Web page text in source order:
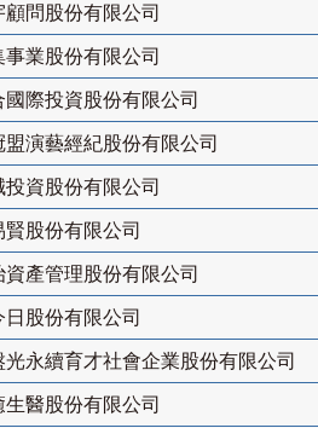
顧問股份有限公司
事業股份有限公司
國際投資股份有限公司
盟演藝經紀股份有限公司
投資股份有限公司
賢股份有限公司
資產管理股份有限公司
日股份有限公司
光永續育才社會企業股份有限公司
生醫股份有限公司